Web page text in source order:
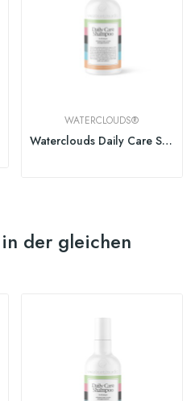
WATERCLOUDS®
Waterclouds Daily Care Shampoo
der gleichen